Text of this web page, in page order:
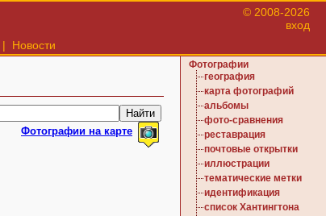
© 2008-2026
вход
| Новости
Фотографии на карте
Фотографии
география
карта фотографий
альбомы
фото-сравнения
реставрация
почтовые открытки
иллюстрации
тематические метки
идентификация
список Хантингтона